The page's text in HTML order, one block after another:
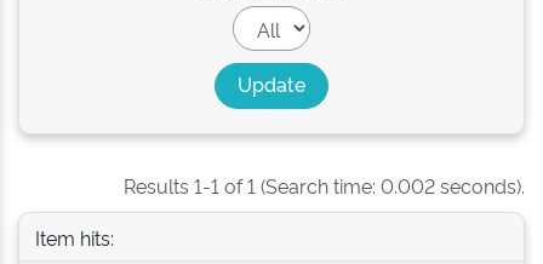
Results 1-1 of 1 (Search time: 0.002 seconds).
Item hits: